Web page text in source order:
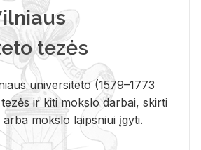
tezės
universiteto (1579–1773
ir kiti mokslo darbai, skirti
mokslo laipsniui įgyti.